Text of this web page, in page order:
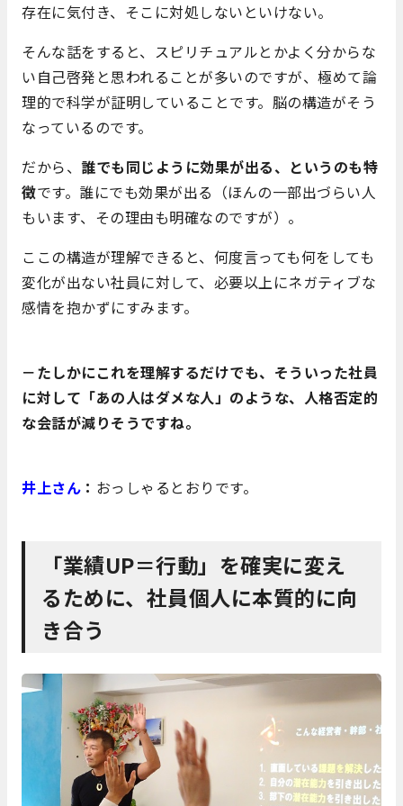
存在に気付き、そこに対処しないといけない。
そんな話をすると、スピリチュアルとかよく分からな
い自己啓発と思われることが多いのですが、極めて論
理的で科学が証明していることです。脳の構造がそう
なっているのです。
だから、 誰でも同じように効果が出る、というのも特
徴です。誰にでも効果が出る（ほんの一部出づらい人
もいます、その理由も明確なのですが）。
ここの構造が理解できると、何度言っても何をしても
変化が出ない社員に対して、必要以上にネガティブな
感情を抱かずにすみます。
－たしかにこれを理解するだけでも、そういった社員
に対して「あの人はダメな人」のような、人格否定的
な会話が減りそうですね。
井上さん ： おっしゃるとおりです。
「業績UP＝行動」を確実に変え
るために、社員個人に本質的に向
き合う